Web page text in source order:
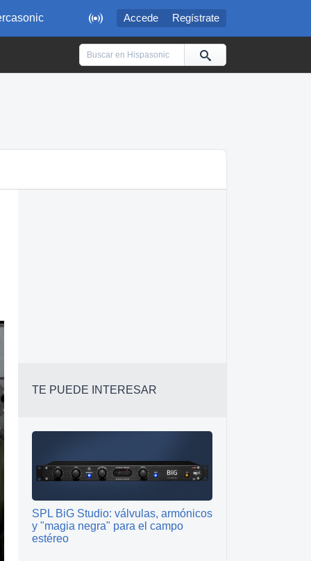
 Accede Regístrate
TE PUEDE INTERESAR
SPL BiG Studio: válvulas, armónicos
y "magia negra" para el campo
estéreo